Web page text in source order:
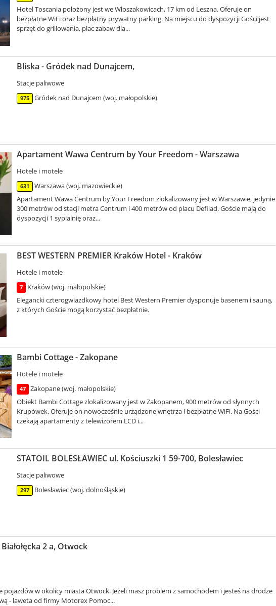
Hotel Toscania położony jest we Włoszakowicach, 17 km od Leszna. Oferuje on
bezpłatne WiFi oraz bezpłatny prywatny parking. Na miejscu do dyspozycji Gości jest
sprzęt do grillowania, plac zabaw dla...
Bliska - Gródek nad Dunajcem,
Stacje paliwowe
975 Gródek nad Dunajcem (woj. małopolskie)
Apartament Wawa Centrum by Your Freedom - Warszawa
Hotele i motele
631
Warszawa (woj. mazowieckie)
Apartament Wawa Centrum by Your Freedom zlokalizowany jest w Warszawie, jedynie
300 metrów od stacji metra Centrum i 400 metrów od placu Defilad. Goście mają do
dyspozycji 1 sypialnię oraz...
BEST WESTERN PREMIER Kraków Hotel - Kraków
Hotele i motele
7
Kraków (woj. małopolskie)
Elegancki czterogwiazdkowy hotel Best Western Premier dysponuje basenem i sauną,
z których Goście mogą korzystać bezpłatnie.
Bambi Cottage - Zakopane
Hotele i motele
47
Zakopane (woj. małopolskie)
Obiekt Bambi Cottage zlokalizowany jest w Zakopanem, 900 metrów od słynnych
Krupówek. Oferuje on nowocześnie urządzone wnętrza i bezpłatne WiFi. Na Gości
czekają apartamenty z telewizorem LCD i...
STATOIL BOLESŁAWIEC ul. Kościuszki 1 59-700, Bolesławiec
Stacje paliwowe
297 Bolesławiec (woj. dolnośląskie)
2 a, Otwock
w okolicy miasta Otwock. Jeżeli masz problem z samochodem i jesteś na drodze
- laweta od firmy Motorex Pomoc...